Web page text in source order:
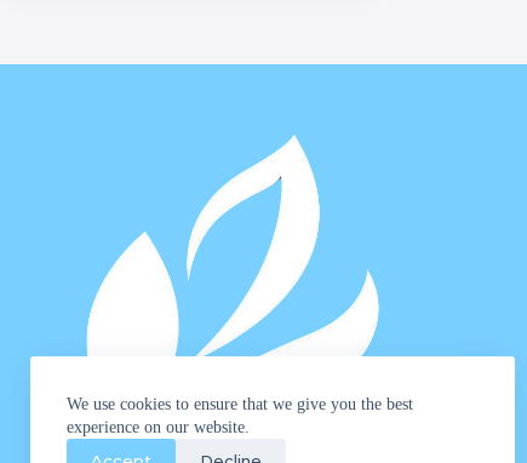
We use cookies to ensure that we give you the best
experience on our website.